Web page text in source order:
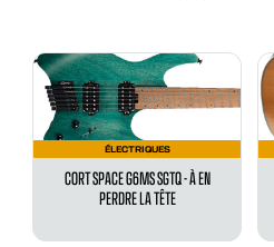
ÉLECTRIQUES
CORT SPACE G6MS SGTQ - À EN
PERDRE LA TÊTE